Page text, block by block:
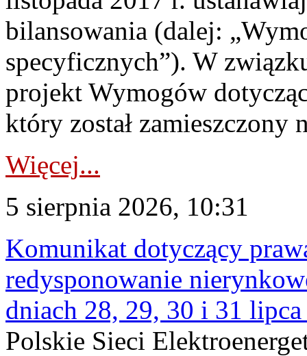
bilansowania (dalej:
specyficznych”). W
projekt Wymogów
który został zamieszczony
Więcej...
5 sierpnia 2026, 10:31
Komunikat dotyczący
redysponowanie
dniach 28, 29, 30 i 31
Polskie Sieci